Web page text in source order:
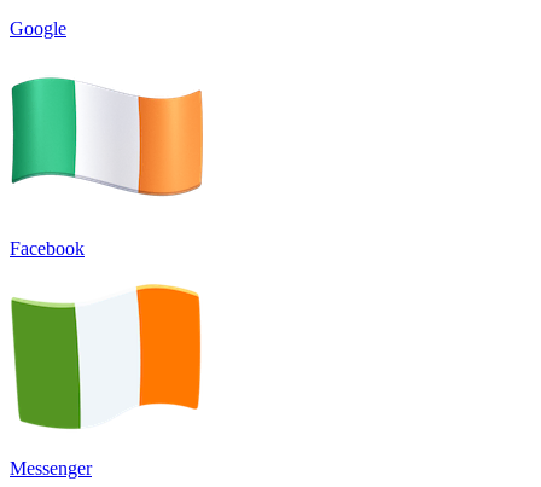
Google
Facebook
Messenger